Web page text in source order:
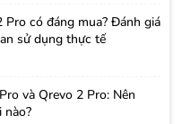
Pro có đáng mua? Đánh giá
sử dụng thực tế
và Qrevo 2 Pro: Nên
nào?